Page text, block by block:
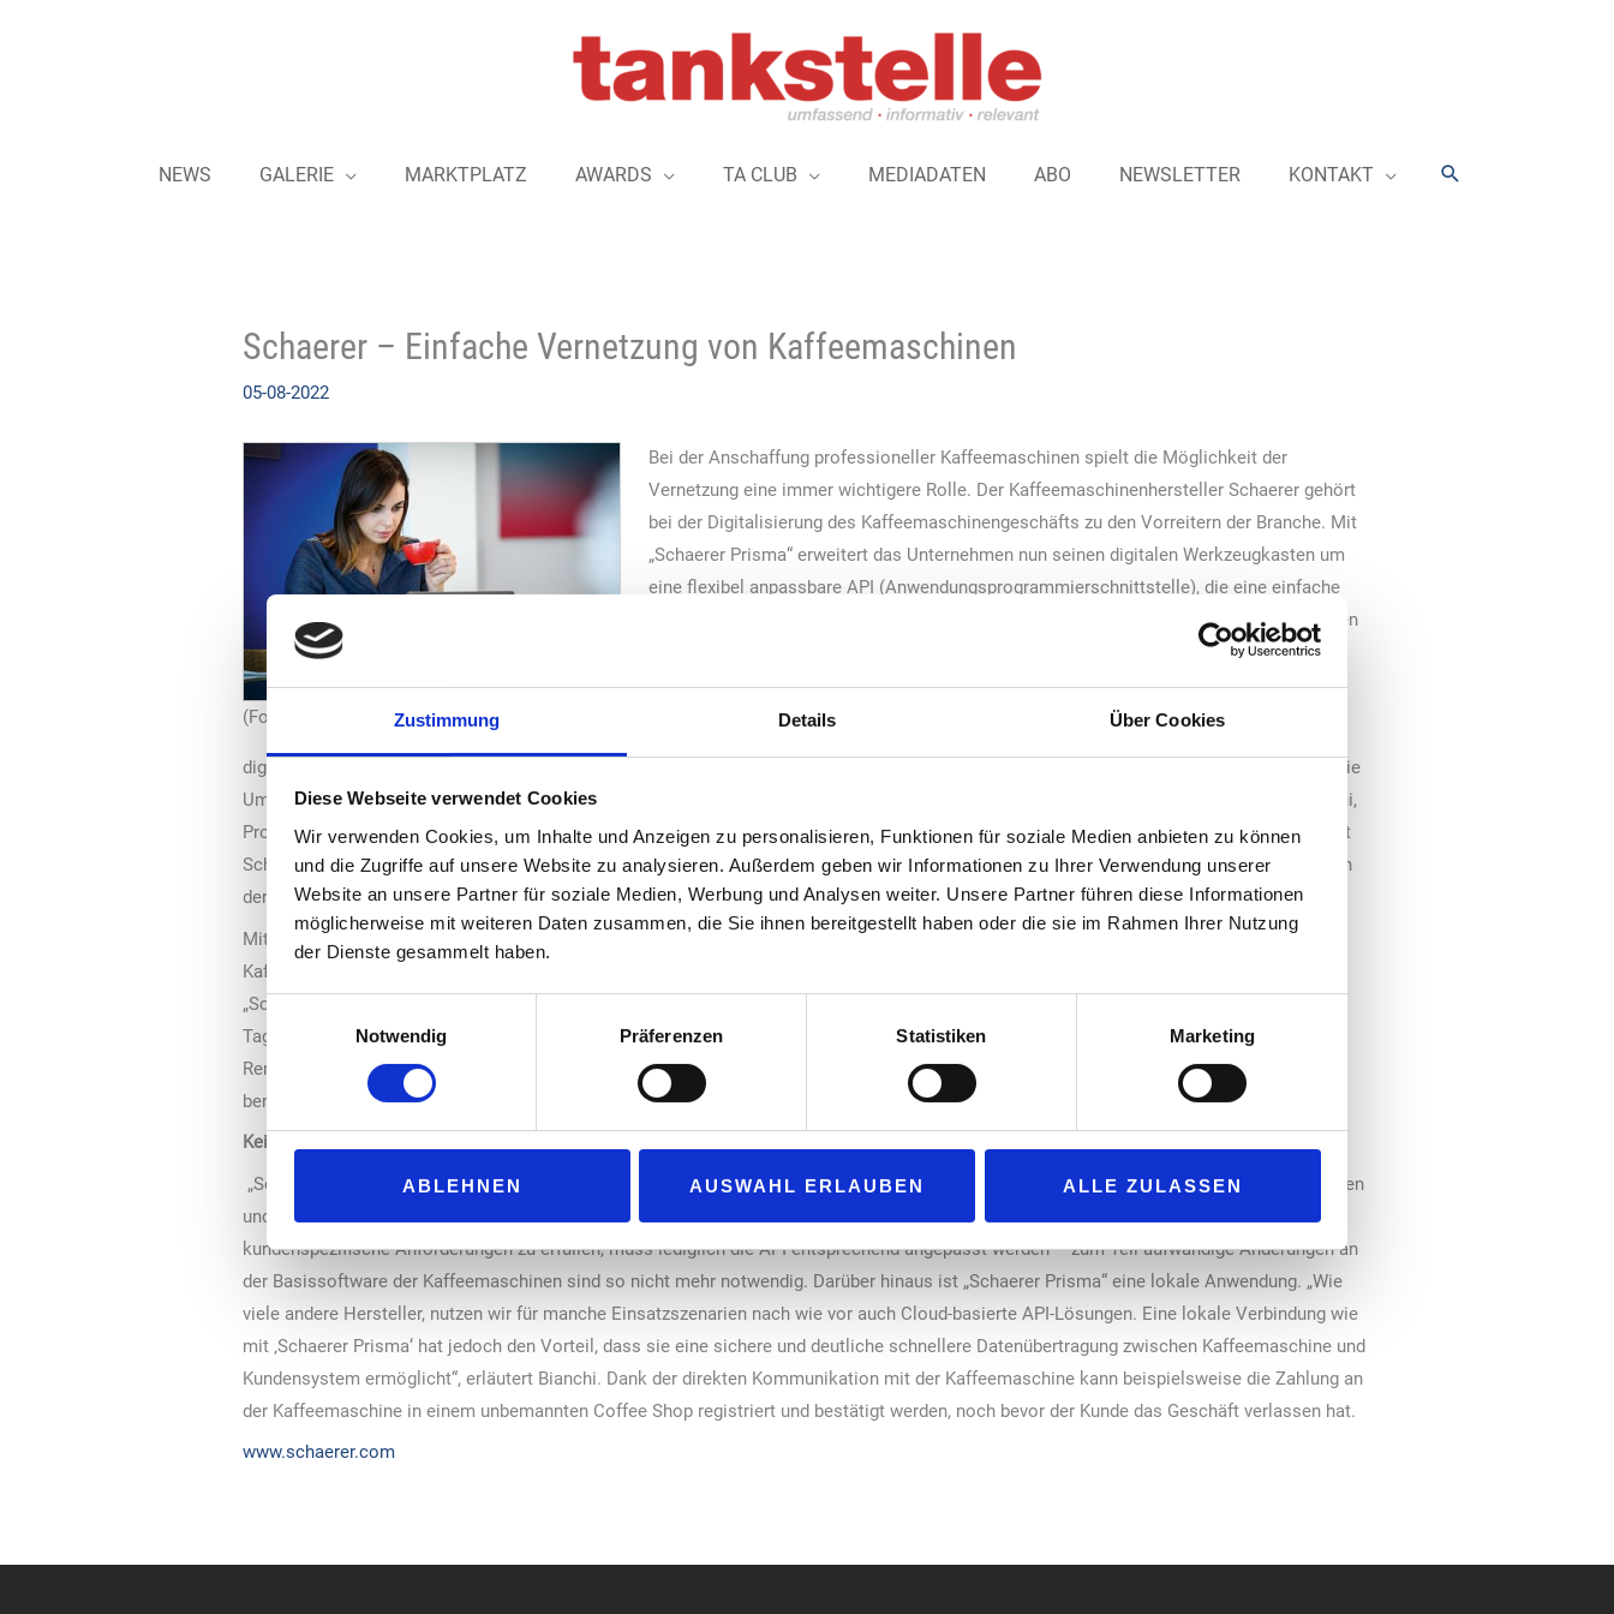
Zustimmung Details Über Cookies
Diese Webseite verwendet Cookies
Wir verwenden Cookies, um Inhalte und Anzeigen zu personalisieren, Funktionen für soziale Medien anbieten zu können
und die Zugriffe auf unsere Website zu analysieren. Außerdem geben wir Informationen zu Ihrer Verwendung unserer
Website an unsere Partner für soziale Medien, Werbung und Analysen weiter. Unsere Partner führen diese Informationen
möglicherweise mit weiteren Daten zusammen, die Sie ihnen bereitgestellt haben oder die sie im Rahmen Ihrer Nutzung
der Dienste gesammelt haben.
Einwilligungsauswahl
Notwendig
Präferenzen Statistiken Marketing
ABLEHNEN AUSWAHL ERLAUBEN ALLE ZULASSEN
NEWS GALERIE MARKTPLATZ AWARDS TA CLUB MEDIADATEN ABO NEWSLETTER KONTAKT Suchen
Schaerer – Einfache Vernetzung von Kaffeemaschinen
05-08-2022
(Foto: Schaerer)
Bei der Anschaffung professioneller Kaffeemaschinen spielt die Möglichkeit der
Vernetzung eine immer wichtigere Rolle. Der Kaffeemaschinenhersteller Schaerer gehört
bei der Digitalisierung des Kaffeemaschinengeschäfts zu den Vorreitern der Branche. Mit
„Schaerer Prisma“ erweitert das Unternehmen nun seinen digitalen Werkzeugkasten um
eine flexibel anpassbare API (Anwendungsprogrammierschnittstelle), die eine einfache
Anbindung der Schaerer Kaffeemaschinen an kundenindividuelle Apps, Softwarelösungen
Schnelle Datenübertragung
digitale Weiterentwicklung ihres Kaffeegeschäfts. Beispiele hierfür sind die Anbindung an Apps für den Bestell- und Bezahlprozess sowie die
Umsetzung von Treueprogrammen bis hin zum Betrieb der Kaffeemaschinen in unbemannten Convenience-Stores“, erläutert Sandro Bianchi,
Produktmanager der Schaerer AG. Neben ihrer Anpassungsfähigkeit an individuelle IT-Infrastrukturen und Kundenanforderungen, ermöglicht
Schaerer Prisma als lokale Verbindung zudem eine deutlich schnellere Datenübertragung als cloudbasierte APIs, da die Zeit für das Senden
der Daten zwischen Cloud und Kaffeemaschine entfällt.
Mit „Schaerer Coffee Link“ hat Schaerer bereits vor fünf Jahren eine leistungsfähige digitale Plattform für die Optimierung des
Kaffeegeschäfts gelauncht und diese bis heute kontinuierlich weiterentwickelt. Weltweit sind mittlerweile etwa 90.000 Maschinen mit
„Schaerer Coffee Link“ vernetzt und bieten Schaerer-Kunden rund um den Globus vielfältige Möglichkeiten – von der Unterstützung im
Tagesgeschäft sowie bei Service und Wartung bis zur Entwicklung völlig neuer Geschäftsmodelle. Auch Lösungen für Mobile Payment, die
Remote-Bedienung von Kaffeemaschinen oder die Entwicklung cloudbasierter Schnittstellen für die Integration in Kundensysteme gehören
bereits zum digitalen Leistungsspektrum des Unternehmens.
Keine aufwändigen Anpassungen
„Schaerer Prisma ist ein weiteres digitales Tool, mit dem unsere Kunden die vielfältigen Chancen der fortschreitenden Digitalisierung nutzen
und ihre Herausforderungen meistern können“, so Bianchi. Die Softwarearchitektur der Schnittstelle bringt mehrere Vorteile mit sich: Um
kundenspezifische Anforderungen zu erfüllen, muss lediglich die API entsprechend angepasst werden – zum Teil aufwändige Änderungen an
der Basissoftware der Kaffeemaschinen sind so nicht mehr notwendig. Darüber hinaus ist „Schaerer Prisma“ eine lokale Anwendung. „Wie
viele andere Hersteller, nutzen wir für manche Einsatzszenarien nach wie vor auch Cloud-basierte API-Lösungen. Eine lokale Verbindung wie
mit ‚Schaerer Prisma‘ hat jedoch den Vorteil, dass sie eine sichere und deutliche schnellere Datenübertragung zwischen Kaffeemaschine und
Kundensystem ermöglicht“, erläutert Bianchi. Dank der direkten Kommunikation mit der Kaffeemaschine kann beispielsweise die Zahlung an
der Kaffeemaschine in einem unbemannten Coffee Shop registriert und bestätigt werden, noch bevor der Kunde das Geschäft verlassen hat.
www.schaerer.com